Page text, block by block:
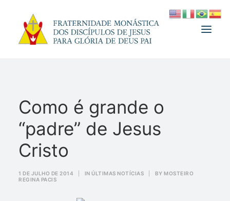
FUNDADOR
MEDJUGORJE
ESPIRITUALIDADE
INFORMATIVO
Como é grande o
“padre” de Jesus
Cristo
1 DE JULHO DE 2014 IN ÚLTIMAS NOTÍCIAS BY MOSTEIRO
REGINA PACIS